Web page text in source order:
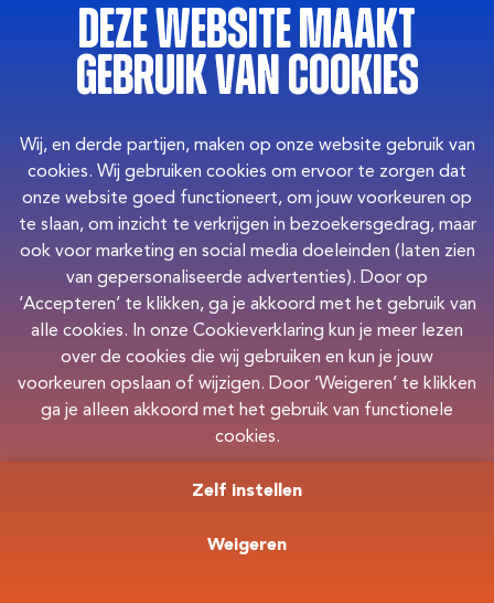
Deze website maakt
gebruik van cookies
Wij, en derde partijen, maken op onze website gebruik van
cookies. Wij gebruiken cookies om ervoor te zorgen dat
onze website goed functioneert, om jouw voorkeuren op
te slaan, om inzicht te verkrijgen in bezoekersgedrag, maar
ook voor marketing en social media doeleinden (laten zien
van gepersonaliseerde advertenties). Door op
‘Accepteren’ te klikken, ga je akkoord met het gebruik van
alle cookies. In onze Cookieverklaring kun je meer lezen
over de cookies die wij gebruiken en kun je jouw
voorkeuren opslaan of wijzigen. Door ‘Weigeren’ te klikken
ga je alleen akkoord met het gebruik van functionele
cookies.
Zelf instellen
Weigeren
Zo werkt het
Wij kijken niet naar jouw studie of achtergrond, maar naar
jouw motivatie en talent. Zo helpen we je aan de job - én
begeleiding - die bij je past. Ook als je nog niet precies
weet wat je wilt.
Zo werkt het
Lees meer